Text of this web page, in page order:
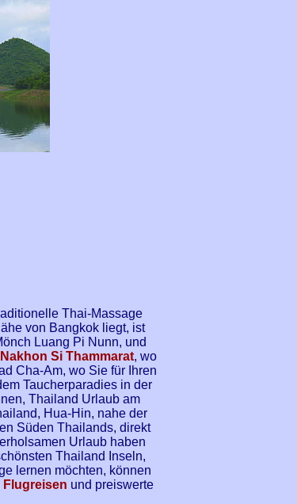
Thai-Massage
von Bangkok liegt, ist
Luang Pi Nunn, und
Nakhon Si Thammarat, wo
Cha-Am, wo Sie für Ihren
Taucherparadies in der
Thailand Urlaub am
Hua-Hin, nahe der
Süden Thailands, direkt
Urlaub haben
Thailand Inseln,
lernen möchten, können
Flugreisen und preiswerte